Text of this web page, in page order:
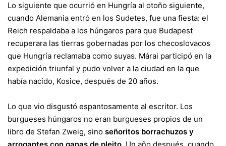
Lo siguiente que ocurrió en Hungría al otoño siguiente,
cuando Alemania entró en los Sudetes, fue una fiesta: el
Reich respaldaba a los húngaros para que Budapest
recuperara las tierras gobernadas por los checoslovacos
que Hungría reclamaba como suyas. Márai participó en la
expedición triunfal y pudo volver a la ciudad en la que
había nacido, Kosice, después de 20 años.
Lo que vio disgustó espantosamente al escritor. Los
burgueses húngaros no eran burgueses propios de un
libro de Stefan Zweig, sino señoritos borrachuzos y